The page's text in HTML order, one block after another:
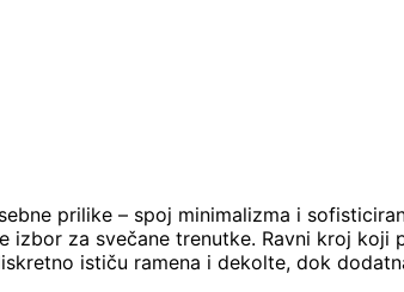
prilike – spoj minimalizma i
izbor za svečane trenutke. Ravni kroj
ističu ramena i dekolte, dok